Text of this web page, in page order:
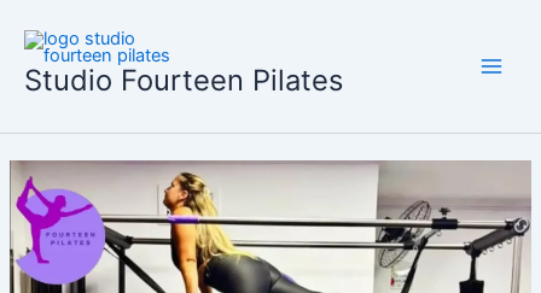
para
Studio Fourteen Pilates